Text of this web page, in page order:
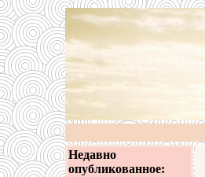
Недавно
опубликованное: